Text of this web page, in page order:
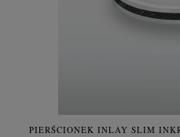
PIERŚCIONEK INLAY SLIM